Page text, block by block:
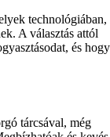
technológiában,
A választás attól
és hogy
tárcsával, még